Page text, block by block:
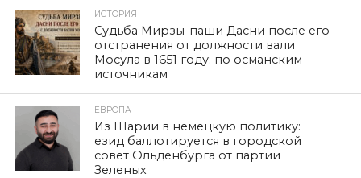
ИСТОРИЯ
Судьба Мирзы-паши Дасни после его
отстранения от должности вали
Мосула в 1651 году: по османским
источникам
ЕВРОПА
Из Шарии в немецкую политику:
езид баллотируется в городской
совет Ольденбурга от партии
Зеленых